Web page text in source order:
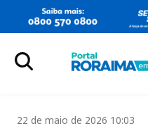
22 de maio de 2026 10:03